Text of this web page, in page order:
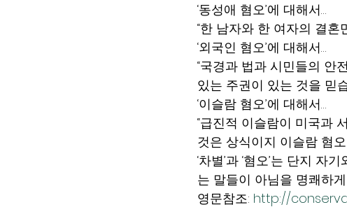
‘동성애 혐오’에 대해서…
“한 남자와 한 여자의 결혼
‘외국인 혐오’에 대해서…
“국경과 법과 시민들의 안
있는 주권이 있는 것을 믿
‘이슬람 혐오’에 대해서…
“급진적 이슬람이 미국과
것은 상식이지 이슬람 혐오
‘차별’과 ‘혐오’는 단지
는 말들이 아님을 명쾌하
영문참조: http://